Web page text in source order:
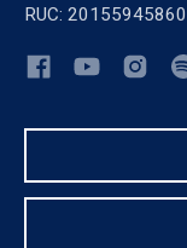
RUC: 20155945860